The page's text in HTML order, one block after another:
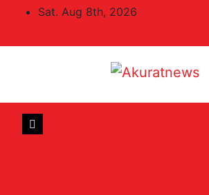
Sat. Aug 8th, 2026